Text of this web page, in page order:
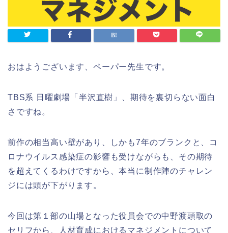
おはようございます、ペーパー先生です。
TBS系 日曜劇場「半沢直樹」、期待を裏切らない面白
さですね。
前作の相当高い壁があり、しかも7年のブランクと、コ
ロナウイルス感染症の影響も受けながらも、その期待
を超えてくるわけですから、本当に制作陣のチャレン
ジには頭が下がります。
今回は第１部の山場となった役員会での中野渡頭取の
セリフから、人材育成におけるマネジメントについて